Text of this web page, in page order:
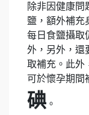
除非因健康問
鹽，額外補充
每日食鹽攝取
外，另外，還
取補充。此外
可於懷孕期間
碘 。